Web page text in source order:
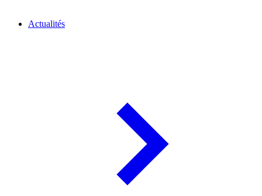
Actualités